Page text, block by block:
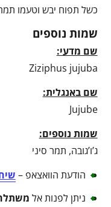
כשל תפוח יבש וטעמו
שמות נוספים
שם מדעי:
Ziziphus jujuba
שם באנגלית:
Jujube
שמות נוספים:
ג’ו’גובה, תמר סיני
הודעת הוואצאפ –
ניתן לפנות אל